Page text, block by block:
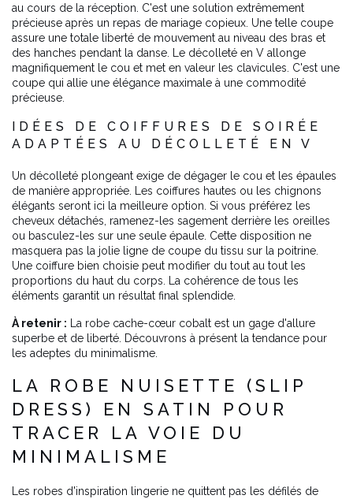
au cours de la réception. C'est une solution extrêmement
précieuse après un repas de mariage copieux. Une telle coupe
assure une totale liberté de mouvement au niveau des bras et
des hanches pendant la danse. Le décolleté en V allonge
magnifiquement le cou et met en valeur les clavicules. C'est une
coupe qui allie une élégance maximale à une commodité
précieuse.
IDÉES DE COIFFURES DE SOIRÉE
ADAPTÉES AU DÉCOLLETÉ EN V
Un décolleté plongeant exige de dégager le cou et les épaules
de manière appropriée. Les coiffures hautes ou les chignons
élégants seront ici la meilleure option. Si vous préférez les
cheveux détachés, ramenez-les sagement derrière les oreilles
ou basculez-les sur une seule épaule. Cette disposition ne
masquera pas la jolie ligne de coupe du tissu sur la poitrine.
Une coiffure bien choisie peut modifier du tout au tout les
proportions du haut du corps. La cohérence de tous les
éléments garantit un résultat final splendide.
À retenir : La robe cache-cœur cobalt est un gage d'allure
superbe et de liberté. Découvrons à présent la tendance pour
les adeptes du minimalisme.
LA ROBE NUISETTE (SLIP
DRESS) EN SATIN POUR
TRACER LA VOIE DU
MINIMALISME
Les robes d'inspiration lingerie ne quittent pas les défilés de